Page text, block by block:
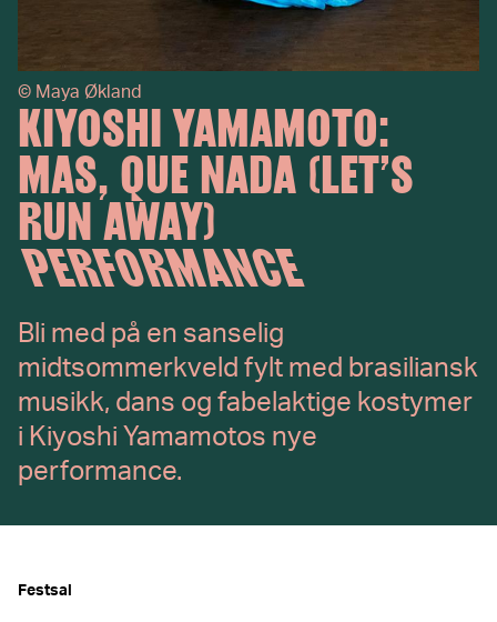
KIYOSHI YAMAMOTO:
MAS, QUE NADA (LET’S
RUN AWAY)
PERFORMANCE
Bli med på en sanselig
midtsommerkveld fylt med brasiliansk
musikk, dans og fabelaktige kostymer
i Kiyoshi Yamamotos nye
performance.
© Maya Økland
Festsal